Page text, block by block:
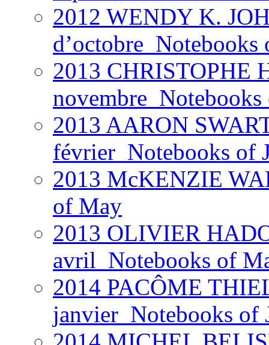
2012 WENDY K.
d’octobre_Notebooks
2013 CHRISTOPHE
2013 AARON
février_Notebooks of
2013 McKENZIE
of May
2013 OLIVIER
avril_Notebooks of
2014 PACÔME
janvier_Notebooks of